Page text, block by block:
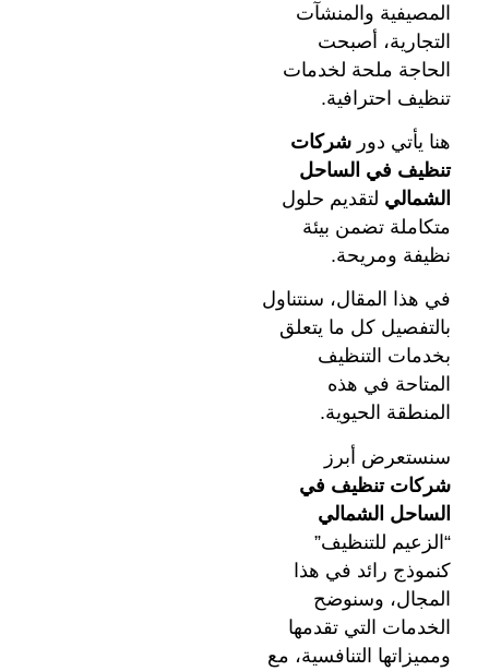
المصيفية والمنشآت
التجارية، أصبحت
الحاجة ملحة لخدمات
تنظيف احترافية.
هنا يأتي دور شركات
تنظيف في الساحل
الشمالي لتقديم حلول
متكاملة تضمن بيئة
نظيفة ومريحة.
في هذا المقال، سنتناول
بالتفصيل كل ما يتعلق
بخدمات التنظيف
المتاحة في هذه
المنطقة الحيوية.
سنستعرض أبرز
شركات تنظيف في
الساحل الشمالي
“الزعيم للتنظيف”
كنموذج رائد في هذا
المجال، وسنوضح
الخدمات التي تقدمها
ومميزاتها التنافسية، مع